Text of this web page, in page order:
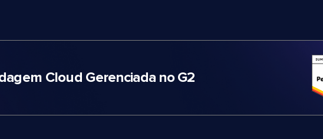
Cloud Gerenciada no G2